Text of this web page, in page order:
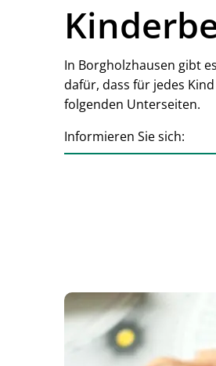
In Borgholzhausen gibt
dafür, dass für jedes
folgenden Unterseiten.
Informieren Sie sich: